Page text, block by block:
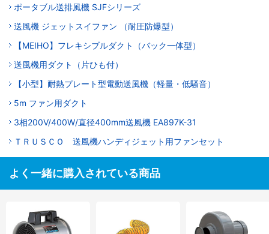
ポータブル送排風機 SJFシリーズ
送風機 ジェットスイファン （耐圧防爆型）
【MEIHO】フレキシブルダクト（バック一体型）
送風機用ダクト（片ひも付）
【小型】耐熱プレート型電動送風機（軽量・低騒音）
5m ファン用ダクト
3相200V/400W/直径400mm送風機 EA897K-31
ＴＲＵＳＣＯ 送風機ハンディジェット用ファンセット
よく一緒に購入されている商品